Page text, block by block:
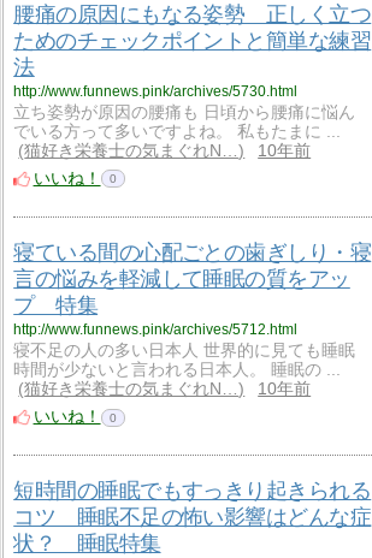
腰痛の原因にもなる姿勢 正しく立つ
ためのチェックポイントと簡単な練習
法
http://www.funnews.pink/archives/5730.html
立ち姿勢が原因の腰痛も 日頃から腰痛に悩ん
でいる方って多いですよね。 私もたまに ...
猫好き栄養士の気まぐれN…
10年前
いいね！
0
寝ている間の心配ごとの歯ぎしり・寝
言の悩みを軽減して睡眠の質をアッ
プ 特集
http://www.funnews.pink/archives/5712.html
寝不足の人の多い日本人 世界的に見ても睡眠
時間が少ないと言われる日本人。 睡眠の ...
猫好き栄養士の気まぐれN…
10年前
いいね！
0
短時間の睡眠でもすっきり起きられる
コツ 睡眠不足の怖い影響はどんな症
状？ 睡眠特集